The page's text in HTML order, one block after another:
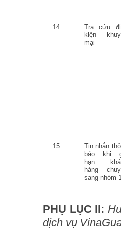
14
Tra cứu
kiện
mại
15
Tin nhắn
báo khi
hạn
hàng
sang nhóm
PHỤ LỤC II:
dịch vụ